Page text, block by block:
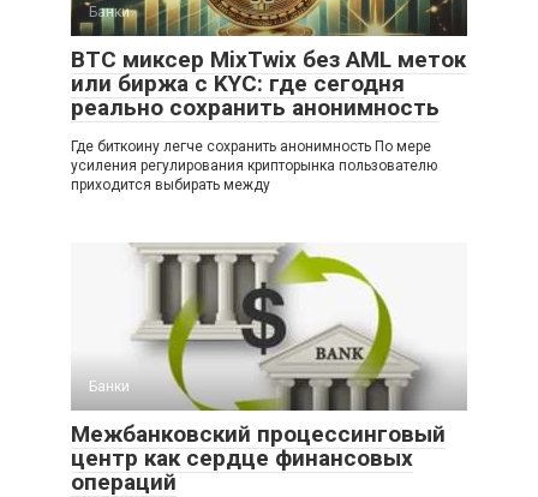
Банки
BTC миксер MixTwix без AML меток
или биржа с KYC: где сегодня
реально сохранить анонимность
Где биткоину легче сохранить анонимность По мере
усиления регулирования крипторынка пользователю
приходится выбирать между
Банки
Межбанковский процессинговый
центр как сердце финансовых
операций